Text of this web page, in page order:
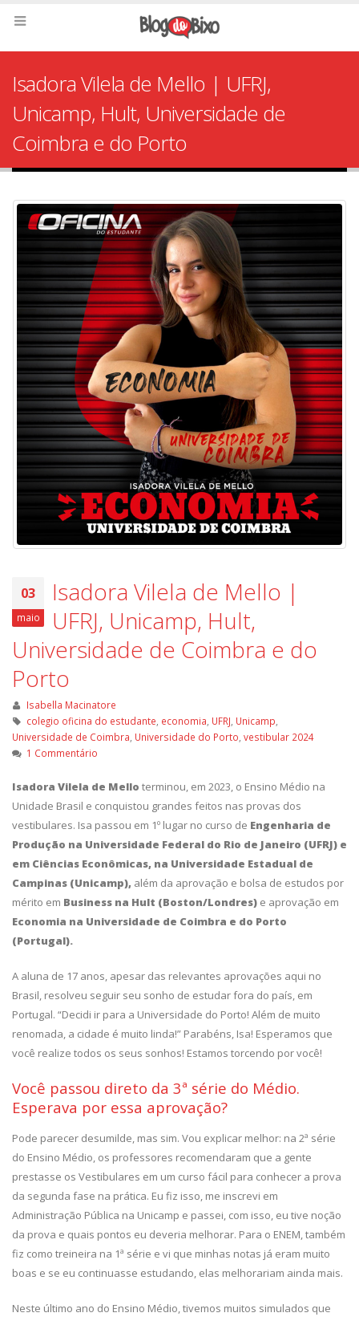
Isadora Vilela de Mello | UFRJ,
Unicamp, Hult, Universidade de
Coimbra e do Porto
03
maio
Isadora Vilela de Mello |
UFRJ, Unicamp, Hult,
Universidade de Coimbra e do
Porto
Isabella Macinatore
colegio oficina do estudante economia UFRJ Unicamp
Universidade de Coimbra Universidade do Porto vestibular 2024
1 Commentário
Isadora Vilela de Mello terminou, em 2023, o Ensino Médio na
Unidade Brasil e conquistou grandes feitos nas provas dos
vestibulares. Isa passou em 1º lugar no curso de Engenharia de
Produção na Universidade Federal do Rio de Janeiro (UFRJ) e
em Ciências Econômicas, na Universidade Estadual de
Campinas (Unicamp), além da aprovação e bolsa de estudos por
mérito em Business na Hult (Boston/Londres) e aprovação em
Economia na Universidade de Coimbra e do Porto
(Portugal).
A aluna de 17 anos, apesar das relevantes aprovações aqui no
Brasil, resolveu seguir seu sonho de estudar fora do país, em
Portugal. “Decidi ir para a Universidade do Porto! Além de muito
renomada, a cidade é muito linda!” Parabéns, Isa! Esperamos que
você realize todos os seus sonhos! Estamos torcendo por você!
Você passou direto da 3ª série do Médio.
Esperava por essa aprovação?
Pode parecer desumilde, mas sim. Vou explicar melhor: na 2ª série
do Ensino Médio, os professores recomendaram que a gente
prestasse os Vestibulares em um curso fácil para conhecer a prova
da segunda fase na prática. Eu fiz isso, me inscrevi em
Administração Pública na Unicamp e passei, com isso, eu tive noção
da prova e quais pontos eu deveria melhorar. Para o ENEM, também
fiz como treineira na 1ª série e vi que minhas notas já eram muito
boas e se eu continuasse estudando, elas melhorariam ainda mais.
Neste último ano do Ensino Médio, tivemos muitos simulados que